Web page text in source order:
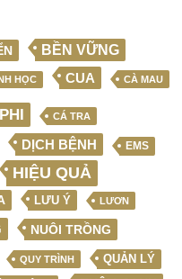
BỀN VỮNG
HỌC CUA CÀ MAU
CÁ TRA
DỊCH BỆNH EMS
HIỆU QUẢ
LƯU Ý LƯƠN
NUÔI TRỒNG
QUY TRÌNH QUẢN LÝ